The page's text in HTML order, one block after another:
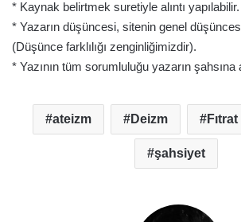
* Kaynak belirtmek suretiyle alıntı yapılabilir.
* Yazarın düşüncesi, sitenin genel
(Düşünce farklılığı zenginliğimizdir).
* Yazının tüm sorumluluğu yazarın şahsına
ateizm Deizm Fıtrat
şahsiyet